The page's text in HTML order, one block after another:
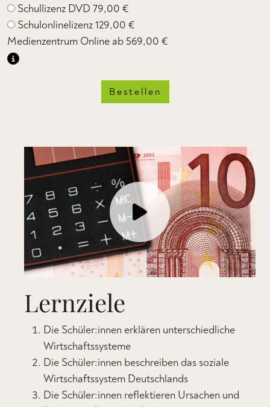
Schullizenz DVD 79,00 €
Schulonlinelizenz129,00 €
Medienzentrum Online ab569,00 €
Bestellen
Lernziele
Die Schüler:innen erklären unterschiedliche
Wirtschaftssysteme
Die Schüler:innen beschreiben das soziale
Wirtschaftssystem Deutschlands
Die Schüler:innen reflektieren Ursachen und